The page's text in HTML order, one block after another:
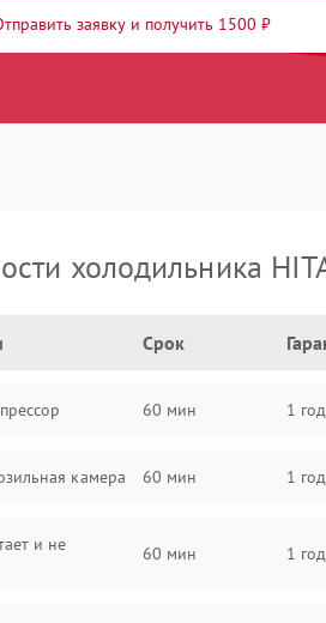
заявку и получить 1500 ₽
холодильника
Срок
60 мин 1 год
камера 60 мин 1 год
и не
60 мин 1 год